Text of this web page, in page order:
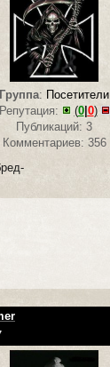
Группа: Посетители
Репутация:
(0| 0)
Публикаций: 3
Комментариев: 356